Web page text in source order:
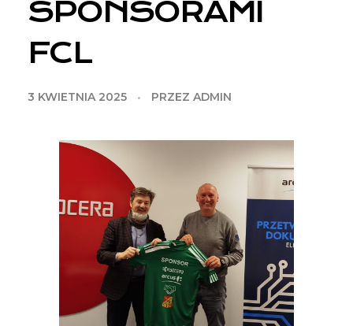
SPONSORAMI
FCL
3 KWIETNIA 2025 PRZEZ ADMIN